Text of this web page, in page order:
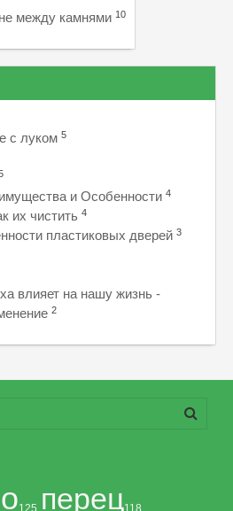
между камнями 10
с луком 5
и Особенности 4
их чистить 4
пластиковых дверей 3
влияет на нашу жизнь -
2
перец